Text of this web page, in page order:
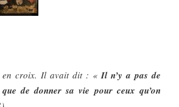
en croix. Il avait dit : « Il n’y a pas de
de donner sa vie pour ceux qu’on